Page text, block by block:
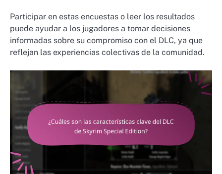
Participar en estas encuestas o leer los resultados
puede ayudar a los jugadores a tomar decisiones
informadas sobre su compromiso con el DLC, ya que
reflejan las experiencias colectivas de la comunidad.